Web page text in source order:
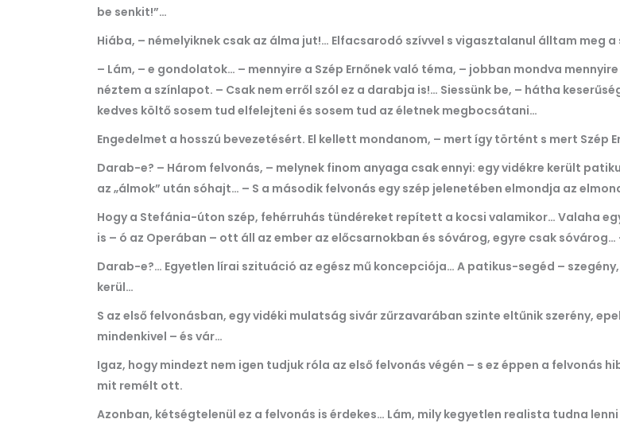
be senkit!”…
Hiába, – némelyiknek csak az álma jut!… Elfacsarodó szívvel s vigasztalanul álltam meg
– Lám, – e gondolatok… – mennyire a Szép Ernőnek való téma, – jobban mondva
néztem a színlapot. – Csak nem erről szól ez a darabja is!… Siessünk be, – hátha
kedves költő sosem tud elfelejteni és sosem tud az életnek megbocsátani…
Engedelmet a hosszú bevezetésért. El kellett mondanom, – mert így történt s mert Szép
Darab-e? – Három felvonás, – melynek finom anyaga csak ennyi: egy vidékre került
az „álmok” után sóhajt… – S a második felvonás egy szép jelenetében elmondja az
Hogy a Stefánia-úton szép, fehérruhás tündéreket repített a kocsi valamikor… Valaha
is – ó az Operában – ott áll az ember az előcsarnokban és sóvárog, egyre csak
Darab-e?… Egyetlen lírai szituáció az egész mű koncepciója… A patikus-segéd –
kerül…
S az első felvonásban, egy vidéki mulatság sivár zűrzavarában szinte eltűnik szerény,
mindenkivel – és vár…
Igaz, hogy mindezt nem igen tudjuk róla az első felvonás végén – s ez éppen a felvonás
mit remélt ott.
Azonban, kétségtelenül ez a felvonás is érdekes… Lám, mily kegyetlen realista tudna